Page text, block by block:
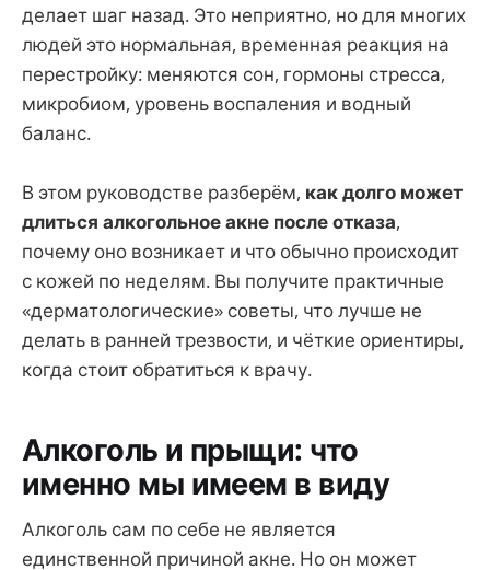
делает шаг назад. Это неприятно, но для многих
людей это нормальная, временная реакция на
перестройку: меняются сон, гормоны стресса,
микробиом, уровень воспаления и водный
баланс.
В этом руководстве разберём, как долго может
длиться алкогольное акне после отказа,
почему оно возникает и что обычно происходит
с кожей по неделям. Вы получите практичные
«дерматологические» советы, что лучше не
делать в ранней трезвости, и чёткие ориентиры,
когда стоит обратиться к врачу.
Алкоголь и прыщи: что
именно мы имеем в виду
Алкоголь сам по себе не является
единственной причиной акне. Но он может